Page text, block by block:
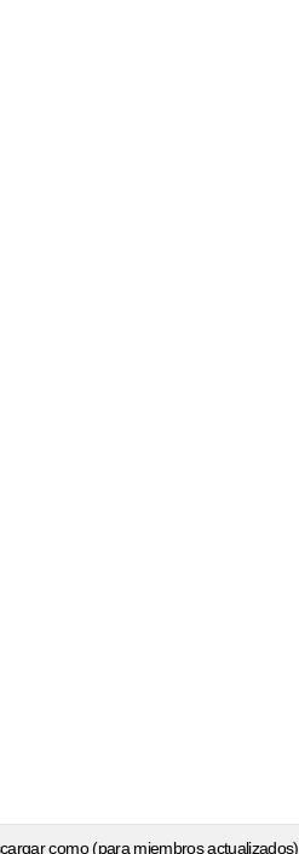
como (para miembros actualizados)